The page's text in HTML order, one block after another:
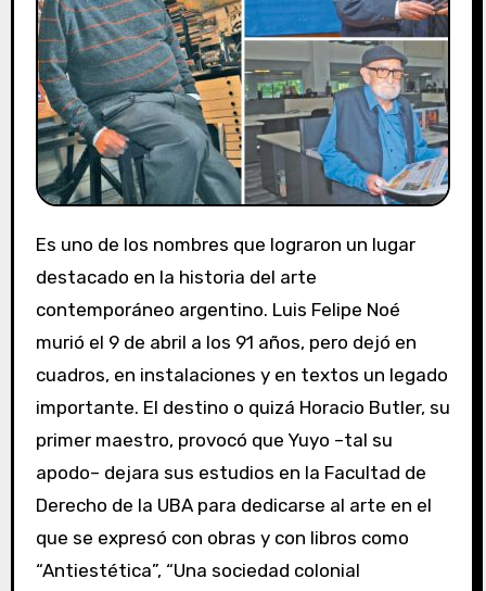
Es uno de los nombres que lograron un lugar
destacado en la historia del arte
contemporáneo argentino. Luis Felipe Noé
murió el 9 de abril a los 91 años, pero dejó en
cuadros, en instalaciones y en textos un legado
importante. El destino o quizá Horacio Butler, su
primer maestro, provocó que Yuyo –tal su
apodo– dejara sus estudios en la Facultad de
Derecho de la UBA para dedicarse al arte en el
que se expresó con obras y con libros como
“Antiestética”, “Una sociedad colonial